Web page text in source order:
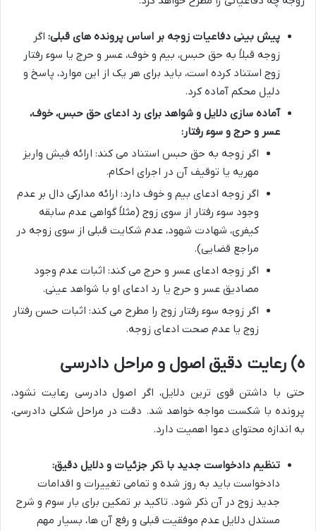
پیش بینی دفاعیات زوجه بر اساس پرونده های قبلی: اگر
زوجه قبلاً به حق حبس، بیم و خوف، عسر و حرج یا سوء رفتار
زوج استناد کرده است، باید برای هر یک از این موارد، پاسخ و
دلیل محکم آماده کرد.
آماده سازی دلایل و شواهد برای رد ادعای حق حبس، خوف،
عسر و حرج و سوء رفتار:
اگر زوجه به حق حبس استناد می کند: ارائه فیش واریز
مهریه یا توقیف آن در اجرای احکام.
اگر زوجه ادعای بیم و خوف دارد: ارائه مدارکی دال بر عدم
وجود سوء رفتار از سوی زوج (مثلاً گواهی عدم سابقه
کیفری، شهادت شهود، عدم شکایت قبلی از سوی زوجه در
مراجع قضایی).
اگر زوجه ادعای عسر و حرج می کند: اثبات عدم وجود
مصادیق عسر و حرج یا رد ادعای او با شواهد عینی.
اگر زوجه سوء رفتار زوج را مطرح می کند: اثبات حسن رفتار
زوج یا عدم صحت ادعای زوجه.
ه) رعایت دقیق اصول و مراحل دادرسی
حتی با داشتن قوی ترین دلایل، اگر اصول دادرسی رعایت نشود،
پرونده با شکست مواجه خواهد شد. دقت در مراحل شکلی دادرسی،
به اندازه محتوای دعوا اهمیت دارد.
تنظیم دادخواست جدید با ذکر جزئیات و دلایل دقیق:
دادخواست باید به روز شده و تمامی تغییرات و اقدامات
جدید زوج در آن ذکر شود. تاکید بر تمکین برای بار سوم و شرح
مستدل دلایل عدم موفقیت قبلی و رفع آن ها، بسیار مهم